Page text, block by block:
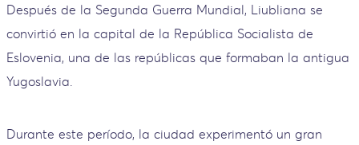
Después de la Segunda Guerra Mundial, Liubliana se
convirtió en la capital de la República Socialista de
Eslovenia, una de las repúblicas que formaban la antigua
Yugoslavia.
Durante este período, la ciudad experimentó un gran